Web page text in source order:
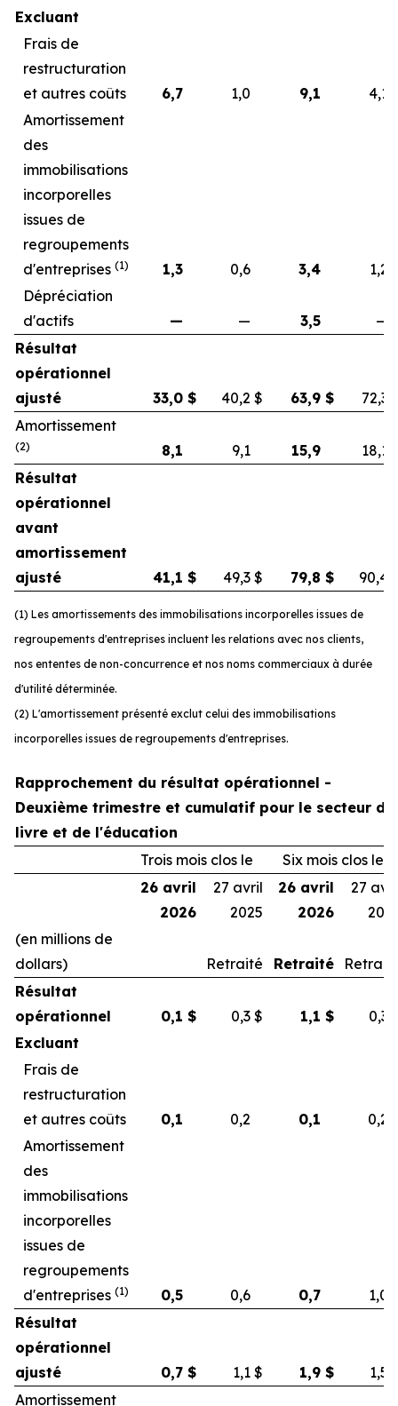
Excluant
Frais de
restructuration
et autres coûts
6,7 1,0 9,1
4,1
Amortissement
des
immobilisations
incorporelles
issues de
regroupements
d'entreprises (1) 1,3 0,6 3,4
1,2
Dépréciation
d'actifs
— — 3,5
—
Résultat
opérationnel
ajusté
33,0 $ 40,2 $ 63,9 $ 72,3
Amortissement
(2) 8,1 9,1 15,9
18,1
Résultat
opérationnel
avant
amortissement
ajusté
41,1 $ 49,3 $ 79,8 $ 90,4
(1) Les amortissements des immobilisations incorporelles issues de
regroupements d'entreprises incluent les relations avec nos clients,
nos ententes de non-concurrence et nos noms commerciaux à durée
d'utilité déterminée.
(2) L'amortissement présenté exclut celui des immobilisations
incorporelles issues de regroupements d'entreprises.
Rapprochement du résultat opérationnel -
Deuxième trimestre et cumulatif pour le secteur du
livre et de l'éducation
Trois mois clos le
Six mois clos le
26 avril
2026
27 avril
2025
26 avril
2026
27
(en millions de
dollars)
Retraité Retraité
Résultat
opérationnel
0,1 $ 0,3 $ 1,1 $ 0,3
Excluant
Frais de
restructuration
et autres coûts
0,1 0,2 0,1
0,2
Amortissement
des
immobilisations
incorporelles
issues de
regroupements
d'entreprises (1) 0,5 0,6 0,7
1,0
Résultat
opérationnel
ajusté
0,7 $ 1,1 $ 1,9 $ 1,5
Amortissement